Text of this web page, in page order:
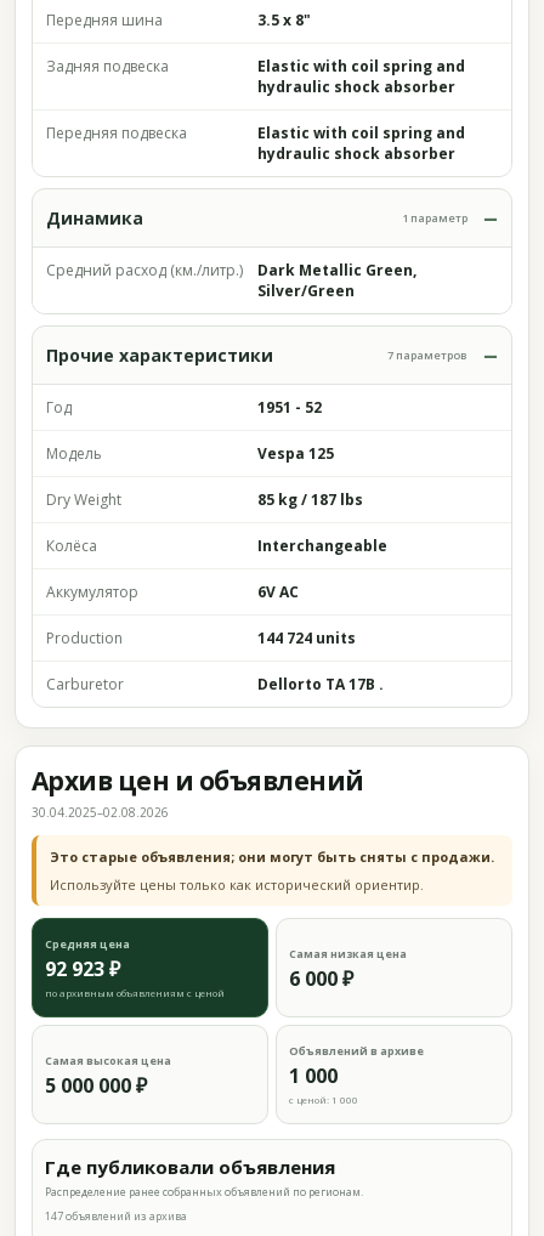
Передняя шина 3.5 x 8"
Задняя подвеска
Elastic with coil spring and
hydraulic shock absorber
Передняя подвеска
Elastic with coil spring and
hydraulic shock absorber
Динамика 1 параметр
Средний расход (км./литр.)
Dark Metallic Green,
Silver/Green
Прочие характеристики 7 параметров
Год 1951 - 52
Модель Vespa 125
Dry Weight 85 kg / 187 lbs
Колёса Interchangeable
Аккумулятор 6V AC
Production 144 724 units
Carburetor Dellorto TA 17B .
Архив цен и объявлений
30.04.2025–02.08.2026
Это старые объявления; они могут быть сняты с продажи.
Используйте цены только как исторический ориентир.
Средняя цена
92 923 ₽
по архивным объявлениям с ценой
Самая низкая цена
6 000 ₽
Самая высокая цена
5 000 000 ₽
Объявлений в архиве
1 000
с ценой: 1 000
Где публиковали объявления
Распределение ранее собранных объявлений по регионам.
147 объявлений из архива